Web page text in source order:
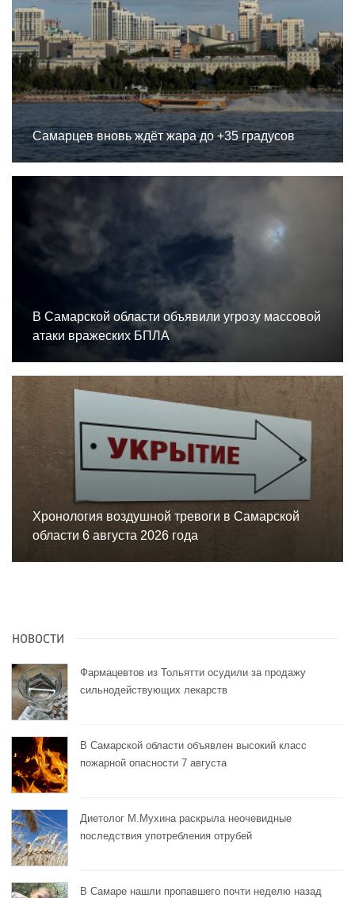
Самарцев вновь ждёт жара до +35 градусов
В Самарской области объявили угрозу массовой
атаки вражеских БПЛА
Хронология воздушной тревоги в Самарской
области 6 августа 2026 года
НОВОСТИ
Фармацевтов из Тольятти осудили за продажу
сильнодействующих лекарств
В Самарской области объявлен высокий класс
пожарной опасности 7 августа
Диетолог М.Мухина раскрыла неочевидные
последствия употребления отрубей
В Самаре нашли пропавшего почти неделю назад